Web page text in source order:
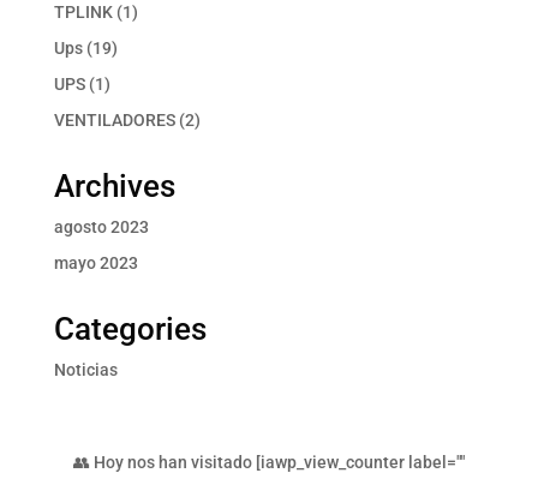
TPLINK 11
Ups 1919
UPS 11
producto
VENTILADORES 22
Archives
agosto 2023
mayo 2023
Categories
Noticias
👥 Hoy nos han visitado [iawp_view_counter label=""